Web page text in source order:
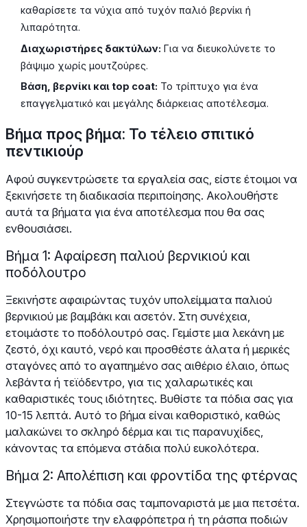
καθαρίσετε τα νύχια από τυχόν παλιό βερνίκι ή
λιπαρότητα.
Διαχωριστήρες δακτύλων: Για να διευκολύνετε το
βάψιμο χωρίς μουτζούρες.
Βάση, βερνίκι και top coat: Το τρίπτυχο για ένα
επαγγελματικό και μεγάλης διάρκειας αποτέλεσμα.
Βήμα προς βήμα: Το τέλειο σπιτικό
πεντικιούρ
Αφού συγκεντρώσετε τα εργαλεία σας, είστε έτοιμοι να
ξεκινήσετε τη διαδικασία περιποίησης. Ακολουθήστε
αυτά τα βήματα για ένα αποτέλεσμα που θα σας
ενθουσιάσει.
Βήμα 1: Αφαίρεση παλιού βερνικιού και
ποδόλουτρο
Ξεκινήστε αφαιρώντας τυχόν υπολείμματα παλιού
βερνικιού με βαμβάκι και ασετόν. Στη συνέχεια,
ετοιμάστε το ποδόλουτρό σας. Γεμίστε μια λεκάνη με
ζεστό, όχι καυτό, νερό και προσθέστε άλατα ή μερικές
σταγόνες από το αγαπημένο σας αιθέριο έλαιο, όπως
λεβάντα ή τεϊόδεντρο, για τις χαλαρωτικές και
καθαριστικές τους ιδιότητες. Βυθίστε τα πόδια σας για
10-15 λεπτά. Αυτό το βήμα είναι καθοριστικό, καθώς
μαλακώνει το σκληρό δέρμα και τις παρανυχίδες,
κάνοντας τα επόμενα στάδια πολύ ευκολότερα.
Βήμα 2: Απολέπιση και φροντίδα της φτέρνας
Στεγνώστε τα πόδια σας ταμποναριστά με μια πετσέτα.
Χρησιμοποιήστε την ελαφρόπετρα ή τη ράσπα ποδιών